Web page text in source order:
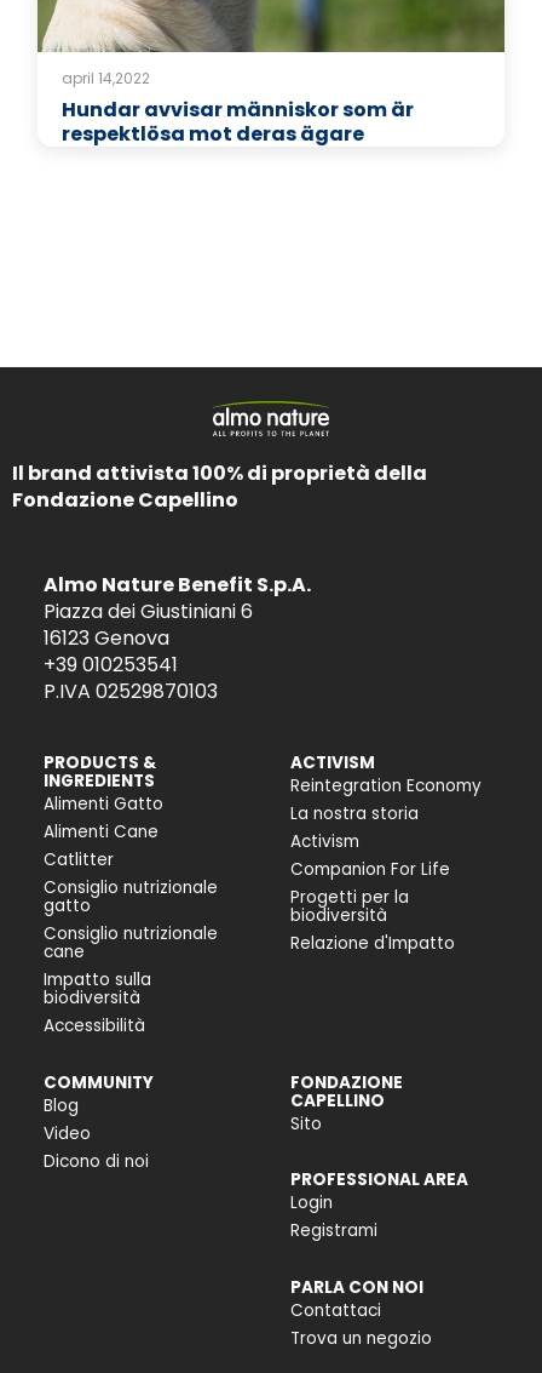
april 14,2022
Hundar avvisar människor som är
respektlösa mot deras ägare
Il brand attivista 100% di proprietà della
Fondazione Capellino
Almo Nature Benefit S.p.A.
Piazza dei Giustiniani 6
16123 Genova
+39 010253541
P.IVA 02529870103
PRODUCTS &
INGREDIENTS
Alimenti Gatto
Alimenti Cane
Catlitter
Consiglio nutrizionale
gatto
Consiglio nutrizionale
cane
Impatto sulla
biodiversità
Accessibilità
ACTIVISM
Reintegration Economy
La nostra storia
Activism
Companion For Life
Progetti per la
biodiversità
Relazione d'Impatto
COMMUNITY
Blog
Video
Dicono di noi
FONDAZIONE
CAPELLINO
Sito
PROFESSIONAL AREA
Login
Registrami
PARLA CON NOI
Contattaci
Trova un negozio